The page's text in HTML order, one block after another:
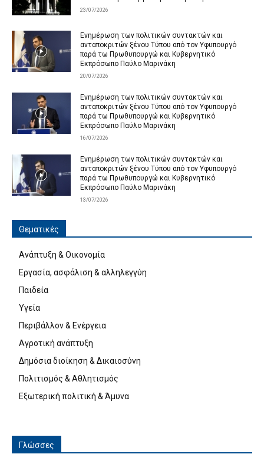
23/07/2026
Ενημέρωση των πολιτικών συντακτών και
ανταποκριτών ξένου Τύπου από τον Υφυπουργό
παρά τω Πρωθυπουργώ και Κυβερνητικό
Εκπρόσωπο Παύλο Μαρινάκη
20/07/2026
Ενημέρωση των πολιτικών συντακτών και
ανταποκριτών ξένου Τύπου από τον Υφυπουργό
παρά τω Πρωθυπουργώ και Κυβερνητικό
Εκπρόσωπο Παύλο Μαρινάκη
16/07/2026
Ενημέρωση των πολιτικών συντακτών και
ανταποκριτών ξένου Τύπου από τον Υφυπουργό
παρά τω Πρωθυπουργώ και Κυβερνητικό
Εκπρόσωπο Παύλο Μαρινάκη
13/07/2026
Θεματικές
Ανάπτυξη & Οικονομία
Εργασία, ασφάλιση & αλληλεγγύη
Παιδεία
Υγεία
Περιβάλλον & Ενέργεια
Αγροτική ανάπτυξη
Δημόσια διοίκηση & Δικαιοσύνη
Πολιτισμός & Αθλητισμός
Εξωτερική πολιτική & Άμυνα
Γλώσσες